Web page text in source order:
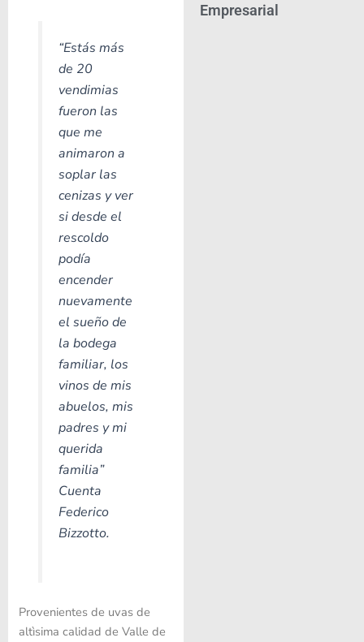
“Estás más
de 20
vendimias
fueron las
que me
animaron a
soplar las
cenizas y ver
si desde el
rescoldo
podía
encender
nuevamente
el sueño de
la bodega
familiar, los
vinos de mis
abuelos, mis
padres y mi
querida
familia”
Cuenta
Federico
Bizzotto.
Provenientes de uvas de
altìsima calidad de Valle de
Empresarial